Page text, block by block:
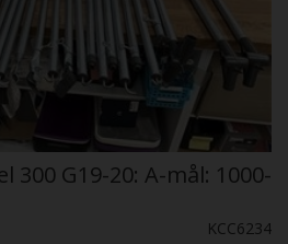
300 G19-20: A-mål: 1000-
KCC6234